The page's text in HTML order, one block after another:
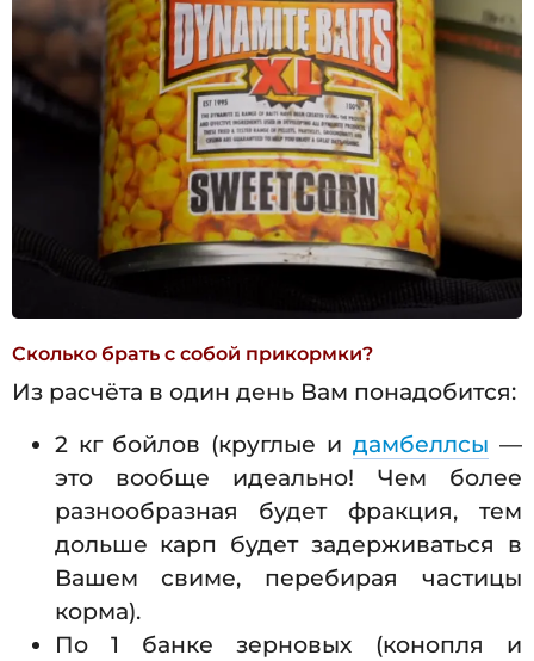
Сколько брать с собой прикормки?
Из расчёта в один день Вам понадобится:
2 кг бойлов (круглые идамбеллсы —
это вообще идеально! Чем более
разнообразная будет фракция, тем
дольше карп будет задерживаться в
Вашем свиме, перебирая частицы
корма).
По 1 банке зерновых (конопля и